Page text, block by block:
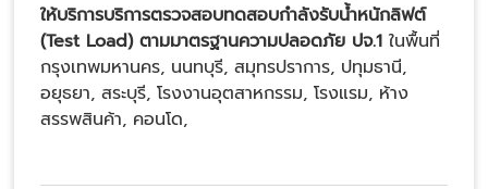
ให้บริการบริการตรวจสอบทดสอบกำลังรับน้ำหนักลิฟต์
(Test Load) ตามมาตรฐานความปลอดภัย ปจ.1 ในพื้นที่
กรุงเทพมหานคร, นนทบุรี, สมุทรปราการ, ปทุมธานี,
อยุธยา, สระบุรี, โรงงานอุตสาหกรรม, โรงแรม, ห้าง
สรรพสินค้า, คอนโด,